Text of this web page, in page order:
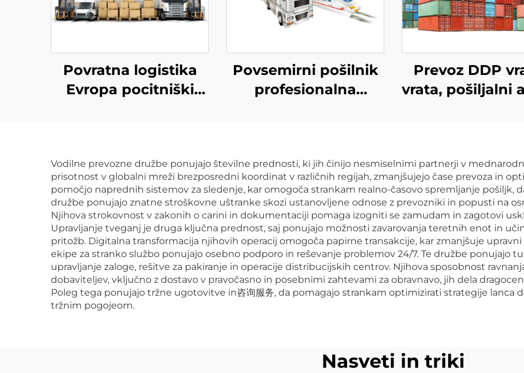
Povratna logistika
Evropa pocitniški
posredovanje Iz
Kitajske v ZDA
Povsemirni pošilnik
profesionalna
pošiljanje tovora v
Evropo ZDA DDP
Prevoz DDP
vrata, pošiljalni
Vodilne prevozne družbe ponujajo številne prednosti, ki jih činijo nesmiselnimi partnerji v
prisotnost v globalni mreži brezposredni koordinat v različnih regijah, zmanjšujejo čase prevoza in
pomočjo naprednih sistemov za sledenje, kar omogoča strankam realno-časovo spremljanje pošiljk,
družbe ponujajo znatne stroškovne uštranke skozi ustanovljene odnose z prevozniki in popusti na
Njihova strokovnost v zakonih o carini in dokumentaciji pomaga izogniti se zamudam in zagotovi
Upravljanje tveganj je druga ključna prednost, saj ponujajo možnosti zavarovanja teretnih enot in
pritožb. Digitalna transformacija njihovih operacij omogoča papirne transakcije, kar zmanjšuje
ekipe za stranko službo ponujajo osebno podporo in reševanje problemov 24/7. Te družbe ponujajo
upravljanje zaloge, rešitve za pakiranje in operacije distribucijskih centrov. Njihova sposobnost
dobaviteljev, vključno z dostavo v pravočasno in posebnimi zahtevami za obravnavo, jih dela
Poleg tega ponujajo tržne ugotovitve in咨询服务, da pomagajo strankam optimizirati strategije lanca
tržnim pogojeom.
Nasveti in triki